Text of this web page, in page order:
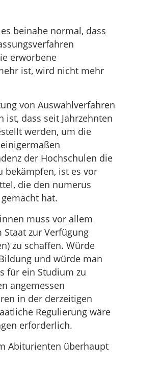
beinahe normal, dass
erworbene
ist, wird nicht mehr
von Auswahlverfahren
dass seit Jahrzehnten
werden, um die
der Hochschulen die
bekämpfen, ist es vor
die den numerus
hat.
muss vor allem
zur Verfügung
zu schaffen. Würde
und würde man
für ein Studium zu
angemessen
in der derzeitigen
Regulierung wäre
erforderlich.
Abiturienten überhaupt